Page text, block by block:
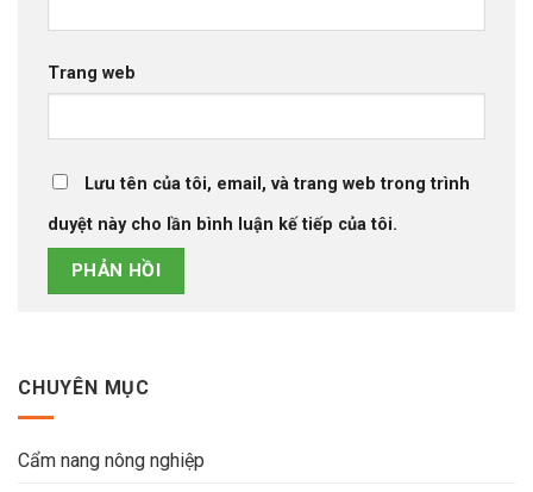
Trang web
Lưu tên của tôi, email, và trang web trong trình
duyệt này cho lần bình luận kế tiếp của tôi.
CHUYÊN MỤC
Cẩm nang nông nghiệp